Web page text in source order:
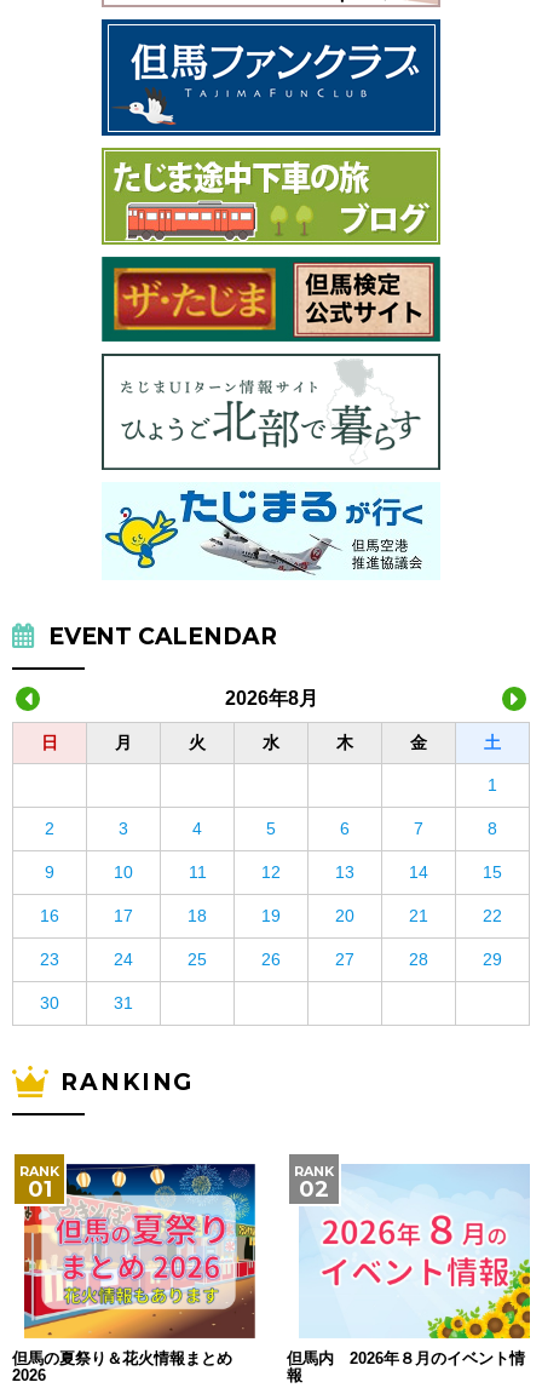
EVENT CALENDAR
2026年8月
日 月 火 水 木 金 土
1
2 3 4 5 6 7 8
9 10 11 12 13 14 15
16 17 18 19 20 21 22
23 24 25 26 27 28 29
30 31
RANKING
但馬の夏祭り＆花火情報まとめ
2026
但馬内 2026年８月のイベント情
報